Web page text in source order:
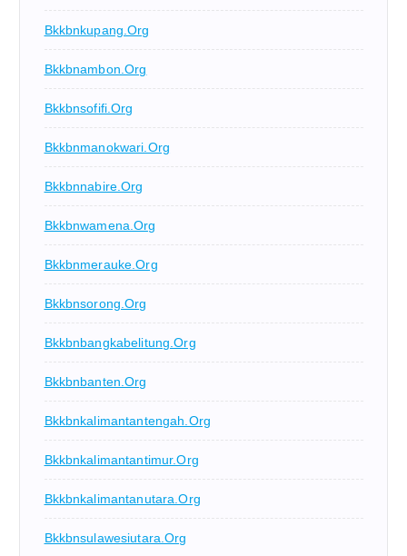
Bkkbnkupang.org
Bkkbnambon.org
Bkkbnsofifi.org
Bkkbnmanokwari.org
Bkkbnnabire.org
Bkkbnwamena.org
Bkkbnmerauke.org
Bkkbnsorong.org
Bkkbnbangkabelitung.org
Bkkbnbanten.org
Bkkbnkalimantantengah.org
Bkkbnkalimantantimur.org
Bkkbnkalimantanutara.org
Bkkbnsulawesiutara.org